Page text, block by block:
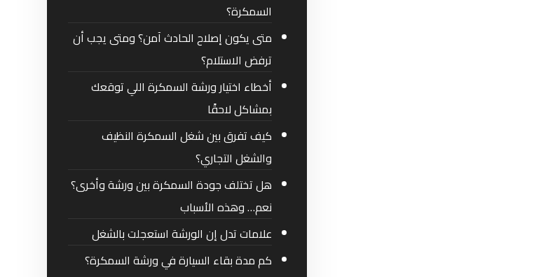
السمكرة؟
متى يكون إصلاح الحادث آمن؟ ومتى يجب أن
ترفض الاستلام؟
أخطاء اختيار ورشة السمكرة اللي توقعك
بمشاكل لاحقًا
كيف تفرق بين شغل السمكرة النظيف
والشغل التجاري؟
هل تختلف جودة السمكرة بين ورشة وأخرى؟
نعم… وهذه الأسباب
علامات تدل إن الورشة استعجلت بالشغل
كم مدة بقاء السيارة في ورشة السمكرة؟